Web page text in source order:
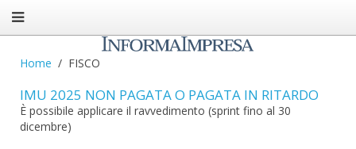
Home FISCO
IMU 2025 NON PAGATA O PAGATA IN RITARDO
È possibile applicare il ravvedimento (sprint fino al 30
dicembre)